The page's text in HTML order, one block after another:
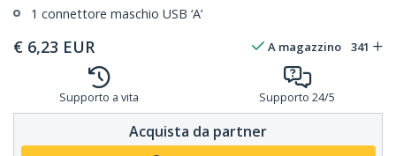
1 connettore maschio USB ‘A’
€ 6,23 EUR A magazzino 341
Supporto a vita Supporto 24/5
Acquista da partner